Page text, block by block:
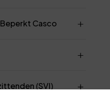
Casco
(SVI)